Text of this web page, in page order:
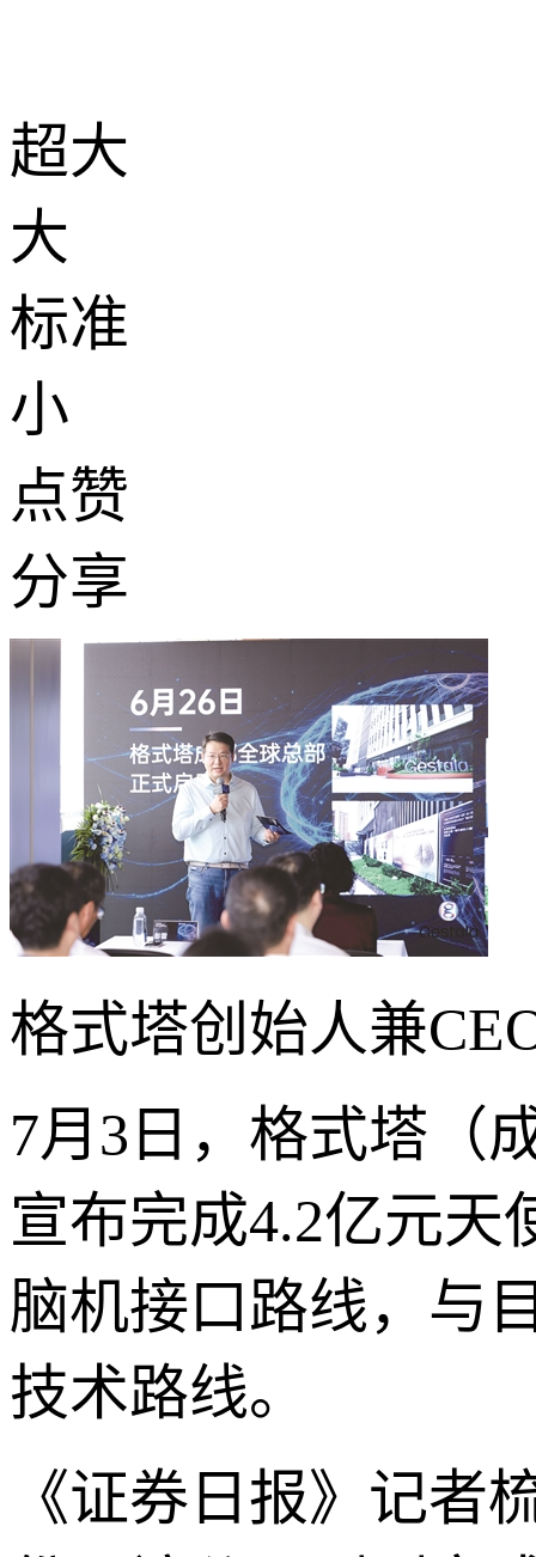
超大
大
标准
小
点赞
分享
格式塔创始人兼
7月3日，格式塔（
宣布完成4.2亿元
脑机接口路线，与
技术路线。
《证券日报》记者